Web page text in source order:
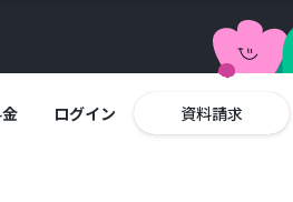
ログイン 資料請求